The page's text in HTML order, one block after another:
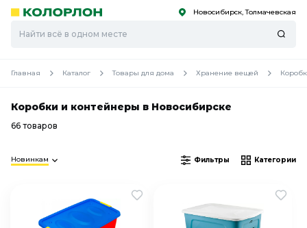
Скоро
Скоро Новосибирск, Толмачевская
Главная Каталог Товары для дома Хранение вещей
Коробки и контейнеры в Новосибирске
66 товаров
Новинкам Фильтры Категории